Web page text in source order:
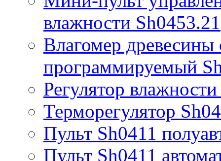
влажности Sh0453.21
Влагомер древесины
программируемый
Регулятор
Терморегулятор
Пульт Sh0411
Пульт Sh0411